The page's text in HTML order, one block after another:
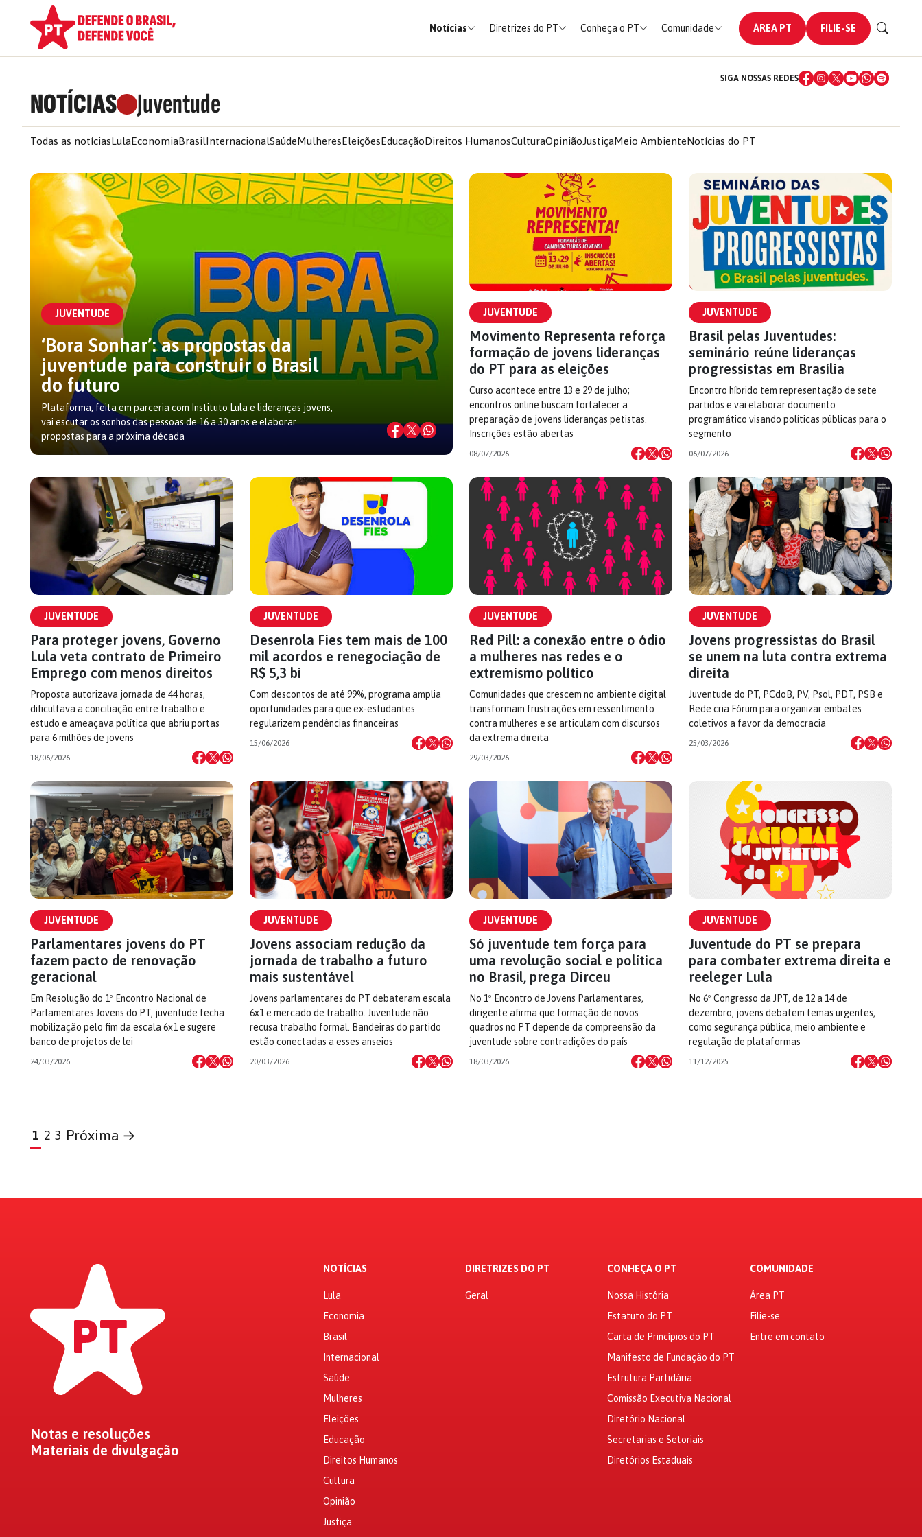
Notícias Diretrizes do PT Conheça o PT Comunidade ÁREA PT FILIE-SE
NOTÍCIAS Juventude
SIGA NOSSAS REDES
Todas as notíciasLulaEconomiaBrasilInternacionalSaúdeMulheresEleiçõesEducaçãoDireitos HumanosCulturaOpiniãoJustiçaMeio AmbienteNotícias do PT
JUVENTUDE
‘Bora Sonhar’: as propostas da
juventude para construir o Brasil
do futuro
Plataforma, feita em parceria com Instituto Lula e lideranças jovens,
vai escutar os sonhos das pessoas de 16 a 30 anos e elaborar
propostas para a próxima década
JUVENTUDE
Movimento Representa reforça
formação de jovens lideranças
do PT para as eleições
Curso acontece entre 13 e 29 de julho;
encontros online buscam fortalecer a
preparação de jovens lideranças petistas.
Inscrições estão abertas
08/07/2026
JUVENTUDE
Brasil pelas Juventudes:
seminário reúne lideranças
progressistas em Brasília
Encontro híbrido tem representação de sete
partidos e vai elaborar documento
programático visando políticas públicas para o
segmento
06/07/2026
JUVENTUDE
Para proteger jovens, Governo
Lula veta contrato de Primeiro
Emprego com menos direitos
Proposta autorizava jornada de 44 horas,
dificultava a conciliação entre trabalho e
estudo e ameaçava política que abriu portas
para 6 milhões de jovens
18/06/2026
JUVENTUDE
Desenrola Fies tem mais de 100
mil acordos e renegociação de
R$ 5,3 bi
Com descontos de até 99%, programa amplia
oportunidades para que ex-estudantes
regularizem pendências financeiras
15/06/2026
JUVENTUDE
Red Pill: a conexão entre o ódio
a mulheres nas redes e o
extremismo político
Comunidades que crescem no ambiente digital
transformam frustrações em ressentimento
contra mulheres e se articulam com discursos
da extrema direita
29/03/2026
JUVENTUDE
Jovens progressistas do Brasil
se unem na luta contra extrema
direita
Juventude do PT, PCdoB, PV, Psol, PDT, PSB e
Rede cria Fórum para organizar embates
coletivos a favor da democracia
25/03/2026
JUVENTUDE
Parlamentares jovens do PT
fazem pacto de renovação
geracional
Em Resolução do 1º Encontro Nacional de
Parlamentares Jovens do PT, juventude fecha
mobilização pelo fim da escala 6x1 e sugere
banco de projetos de lei
24/03/2026
JUVENTUDE
Jovens associam redução da
jornada de trabalho a futuro
mais sustentável
Jovens parlamentares do PT debateram escala
6x1 e mercado de trabalho. Juventude não
recusa trabalho formal. Bandeiras do partido
estão conectadas a esses anseios
20/03/2026
JUVENTUDE
Só juventude tem força para
uma revolução social e política
no Brasil, prega Dirceu
No 1º Encontro de Jovens Parlamentares,
dirigente afirma que formação de novos
quadros no PT depende da compreensão da
juventude sobre contradições do país
18/03/2026
JUVENTUDE
Juventude do PT se prepara
para combater extrema direita e
reeleger Lula
No 6º Congresso da JPT, de 12 a 14 de
dezembro, jovens debatem temas urgentes,
como segurança pública, meio ambiente e
regulação de plataformas
11/12/2025
1 2 3 Próxima →
Notas e resoluções
Materiais de divulgação
NOTÍCIAS
Lula
Economia
Brasil
Internacional
Saúde
Mulheres
Eleições
Educação
Direitos Humanos
Cultura
Opinião
Justiça
DIRETRIZES DO PT
Geral
CONHEÇA O PT
Nossa História
Estatuto do PT
Carta de Princípios do PT
Manifesto de Fundação do PT
Estrutura Partidária
Comissão Executiva Nacional
Diretório Nacional
Secretarias e Setoriais
Diretórios Estaduais
COMUNIDADE
Área PT
Filie-se
Entre em contato